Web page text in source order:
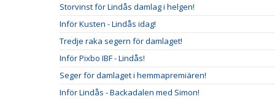
Storvinst för Lindås damlag i helgen!
Inför Kusten - Lindås idag!
Tredje raka segern för damlaget!
Inför Pixbo IBF - Lindås!
Seger för damlaget i hemmapremiären!
Inför Lindås - Backadalen med Simon!